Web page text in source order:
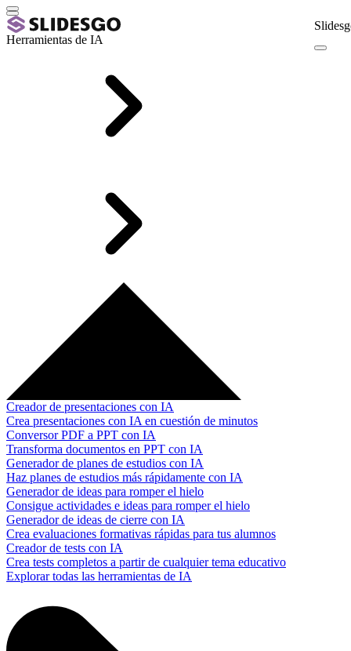
Herramientas de IA
Creador de presentaciones con IA
Crea presentaciones con IA en cuestión de minutos
Conversor PDF a PPT con IA
Transforma documentos en PPT con IA
Generador de planes de estudios con IA
Haz planes de estudios más rápidamente con IA
Generador de ideas para romper el hielo
Consigue actividades e ideas para romper el hielo
Generador de ideas de cierre con IA
Crea evaluaciones formativas rápidas para tus alumnos
Creador de tests con IA
Crea tests completos a partir de cualquier tema educativo
Explorar todas las herramientas de IA